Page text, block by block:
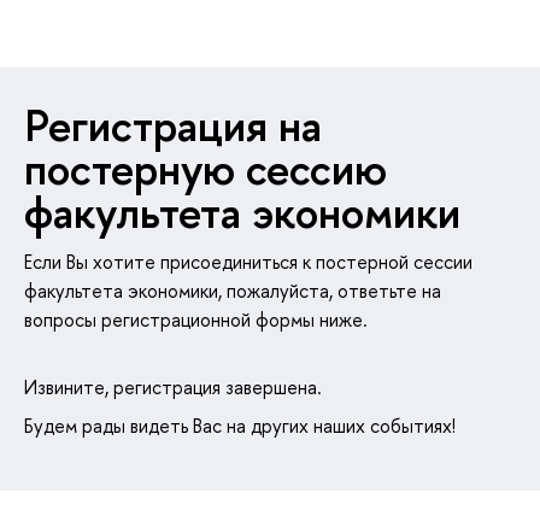
Регистрация на
постерную сессию
факультета экономики
Если Вы хотите присоединиться к постерной сессии
факультета экономики, пожалуйста, ответьте на
опросы регистрационной формы ниже.
Извините, регистрация завершена.
Будем рады видеть Вас на других наших событиях!